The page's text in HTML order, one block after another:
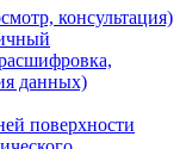
консультация)
данных)
поверхности